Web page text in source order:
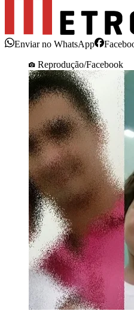
Enviar no WhatsApp
Reprodução/Facebook